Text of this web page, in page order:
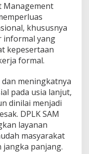
Management
khususnya
informal yang
kepesertaan
formal.
meningkatnya
pada usia lanjut,
dinilai menjadi
DPLK SAM
layanan
masyarakat
jangka panjang.